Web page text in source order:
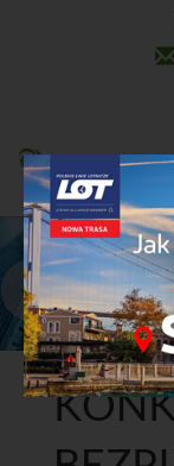
CIĄGŁY